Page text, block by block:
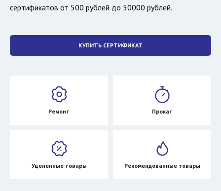
сертификатов от 500 рублей до 50000 рублей.
КУПИТЬ СЕРТИФИКАТ
Ремонт Прокат
Уцененные товары Рекомендованные товары